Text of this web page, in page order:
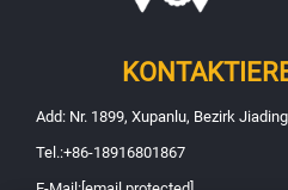
Add: Nr. 1899, Xupanlu, Bezirk
Tel.:+86-18916801867